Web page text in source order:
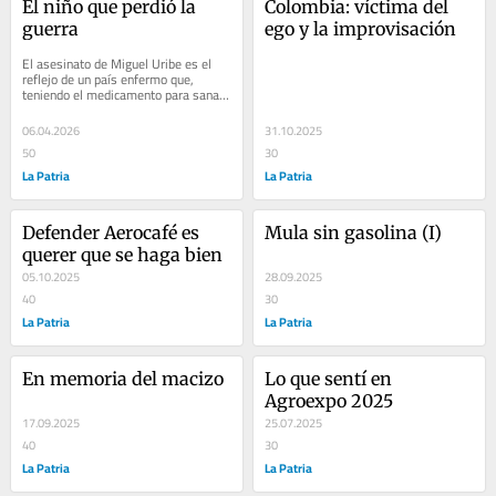
El niño que perdió la
guerra
El asesinato de Miguel Uribe es el
reflejo de un país enfermo que,
teniendo el medicamento para sanar,
prefiere no tomarlo. La siguiente...
06.04.2026
50
La Patria
Colombia: víctima del
ego y la improvisación
31.10.2025
30
La Patria
Defender Aerocafé es
querer que se haga bien
05.10.2025
40
La Patria
Mula sin gasolina (I)
28.09.2025
30
La Patria
En memoria del macizo
17.09.2025
40
La Patria
Lo que sentí en
Agroexpo 2025
25.07.2025
30
La Patria